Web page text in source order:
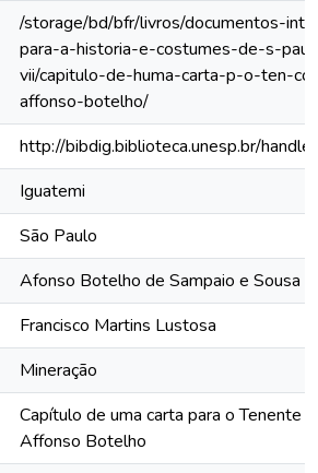
/storage/bd/bfr/livros/documentos-
para-a-historia-e-costumes-de-s-
vii/capitulo-de-huma-carta-p-o-ten-
affonso-botelho/
http://bibdig.biblioteca.unesp.br/
Iguatemi
São Paulo
Afonso Botelho de Sampaio e Sousa
Francisco Martins Lustosa
Mineração
Capítulo de uma carta para o Tenente
Affonso Botelho